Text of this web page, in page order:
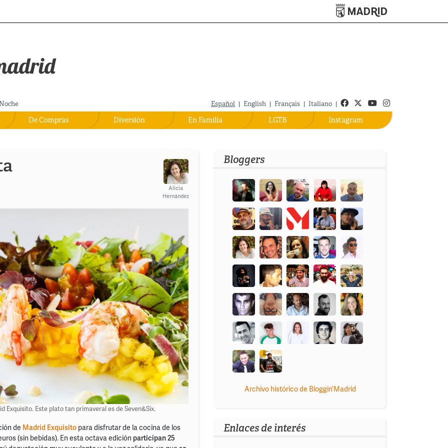
Turismo de Madrid
Español | English | Français | Italiano | Facebook
TwitterYoutube
Instagram
Instagram
LGTB
En Familia
Diversión
De Compras
Alicia
Hernández
Exquisito. Este plato tan primaveral es de Seven&Six.
de Madrid Exquisito para disfrutar de la cocina de los
(sin bebidas). En esta octava edición participan 25
Bloggers
Archivo histórico de Bloggin’Madrid
Enlaces de interés